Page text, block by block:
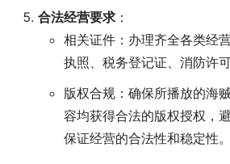
合法经营要求 ：
相关证件：办理齐全各类经
执照、税务登记证、消防许
版权合规：确保所播放的海
容均获得合法的版权授权，
保证经营的合法性和稳定性。